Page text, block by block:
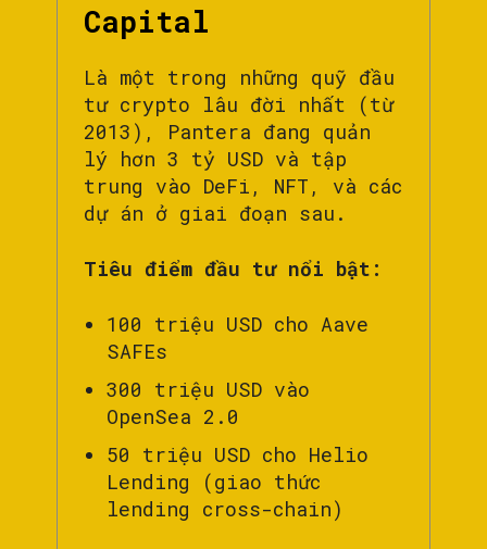
Capital
Là một trong những quỹ đầu
tư crypto lâu đời nhất (từ
2013), Pantera đang quản
lý hơn 3 tỷ USD và tập
trung vào DeFi, NFT, và các
dự án ở giai đoạn sau.
Tiêu điểm đầu tư nổi bật:
100 triệu USD cho Aave
SAFEs
300 triệu USD vào
OpenSea 2.0
50 triệu USD cho Helio
Lending (giao thức
lending cross-chain)